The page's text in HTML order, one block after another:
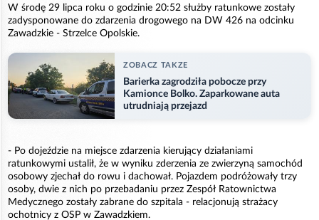
W środę 29 lipca roku o godzinie 20:52 służby ratunkowe zostały
zadysponowane do zdarzenia drogowego na DW 426 na odcinku
Zawadzkie - Strzelce Opolskie.
ZOBACZ TAKZE
Barierka zagrodziła pobocze przy
Kamionce Bolko. Zaparkowane auta
utrudniają przejazd
- Po dojeździe na miejsce zdarzenia kierujący działaniami
ratunkowymi ustalił, że w wyniku zderzenia ze zwierzyną samochód
osobowy zjechał do rowu i dachował. Pojazdem podróżowały trzy
osoby, dwie z nich po przebadaniu przez Zespół Ratownictwa
Medycznego zostały zabrane do szpitala - relacjonują strażacy
ochotnicy z OSP w Zawadzkiem.